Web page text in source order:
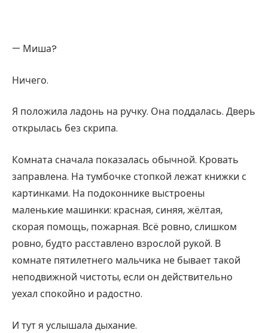
— Миша?
Ничего.
Я положила ладонь на ручку. Она поддалась. Дверь
открылась без скрипа.
Комната сначала показалась обычной. Кровать
заправлена. На тумбочке стопкой лежат книжки с
картинками. На подоконнике выстроены
маленькие машинки: красная, синяя, жёлтая,
скорая помощь, пожарная. Всё ровно, слишком
ровно, будто расставлено взрослой рукой. В
комнате пятилетнего мальчика не бывает такой
неподвижной чистоты, если он действительно
уехал спокойно и радостно.
И тут я услышала дыхание.